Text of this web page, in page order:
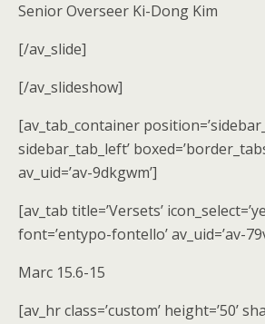
Senior Overseer Ki-Dong Kim
[/av_slide]
[/av_slideshow]
[av_tab_container
sidebar_tab_left’
av_uid=’av-9dkgwm’]
[av_tab title=’Versets’
font=’entypo-fontello’ av_uid=’av-
Marc 15.6-15
[av_hr class=’custom’ height=’50’